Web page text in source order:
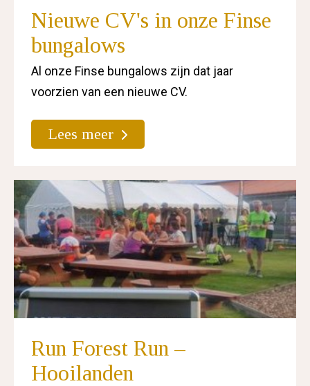
Nieuwe CV's in onze Finse
bungalows
Al onze Finse bungalows zijn dat jaar
voorzien van een nieuwe CV.
Lees meer
Run Forest Run –
Hooilanden